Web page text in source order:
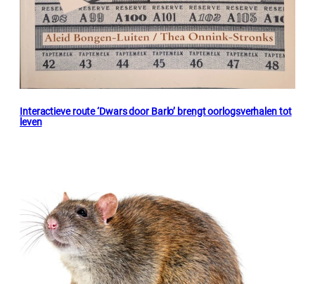
Interactieve route ‘Dwars door Barlo’ brengt oorlogsverhalen tot
leven